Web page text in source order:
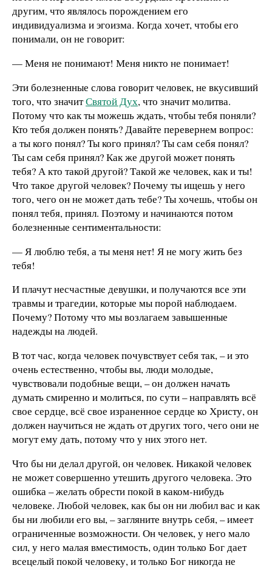
другим, что являлось порождением его
индивидуализма и эгоизма. Когда хочет, чтобы его
понимали, он не говорит:
— Меня не понимают! Меня никто не понимает!
Эти болезненные слова говорит человек, не вкусивший
того, что значитСвятой Дух, что значит молитва.
Потому что как ты можешь ждать, чтобы тебя поняли?
Кто тебя должен понять? Давайте перевернем вопрос:
а ты кого понял? Ты кого принял? Ты сам себя понял?
Ты сам себя принял? Как же другой может понять
тебя? А кто такой другой? Такой же человек, как и ты!
Что такое другой человек? Почему ты ищешь у него
того, чего он не может дать тебе? Ты хочешь, чтобы он
понял тебя, принял. Поэтому и начинаются потом
болезненные сентиментальности:
— Я люблю тебя, а ты меня нет! Я не могу жить без
тебя!
И плачут несчастные девушки, и получаются все эти
травмы и трагедии, которые мы порой наблюдаем.
Почему? Потому что мы возлагаем завышенные
надежды на людей.
В тот час, когда человек почувствует себя так, – и это
очень естественно, чтобы вы, люди молодые,
чувствовали подобные вещи, – он должен начать
думать смиренно и молиться, по сути – направлять всё
свое сердце, всё свое израненное сердце ко Христу, он
должен научиться не ждать от других того, чего они не
могут ему дать, потому что у них этого нет.
Что бы ни делал другой, он человек. Никакой человек
не может совершенно утешить другого человека. Это
ошибка – желать обрести покой в каком-нибудь
человеке. Любой человек, как бы он ни любил вас и как
бы ни любили его вы, – загляните внутрь себя, – имеет
ограниченные возможности. Он человек, у него мало
сил, у него малая вместимость, один только Бог дает
всецелый покой человеку, и только Бог никогда не